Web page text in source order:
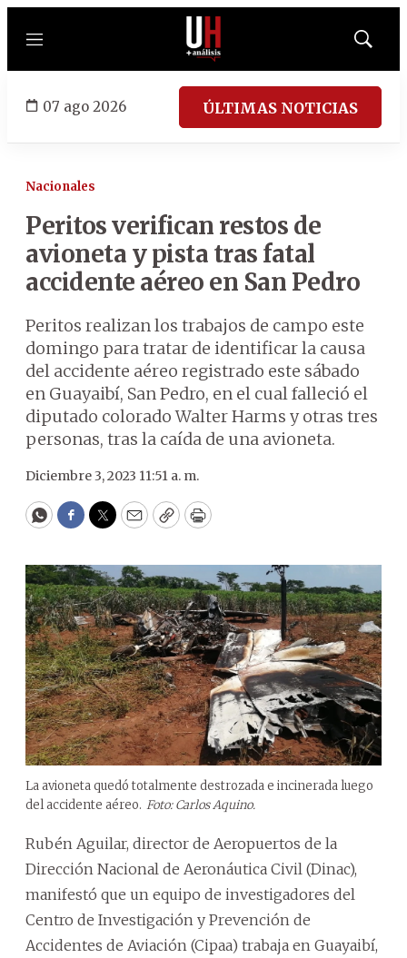
Menú
Mostrar
07 ago 2026 ÚLTIMAS NOTICIAS
Nacionales
Peritos verifican restos de
avioneta y pista tras fatal
accidente aéreo en San Pedro
Peritos realizan los trabajos de campo este
domingo para tratar de identificar la causa
del accidente aéreo registrado este sábado
en Guayaibí, San Pedro, en el cual falleció el
diputado colorado Walter Harms y otras tres
personas, tras la caída de una avioneta.
Diciembre 3, 2023 11:51 a. m.
WhatsApp
Facebook
Twitter
EmailCopyPrint
La avioneta quedó totalmente destrozada e incinerada luego
del accidente aéreo. Foto: Carlos Aquino.
Rubén Aguilar, director de Aeropuertos de la
Dirección Nacional de Aeronáutica Civil (Dinac),
manifestó que un equipo de investigadores del
Centro de Investigación y Prevención de
Accidentes de Aviación (Cipaa) trabaja en Guayaibí,